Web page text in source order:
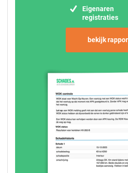
Eigenaren
registraties
bekijk